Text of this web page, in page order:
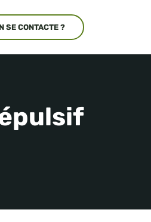
SE CONTACTE ?